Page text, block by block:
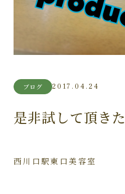
ブログ 2017.04.24
是非試して頂き
西川口駅東口美容室